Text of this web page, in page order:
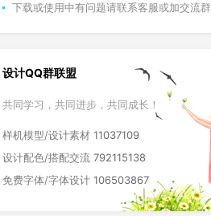
下载或使用中有问题请联系客服或加交流群
设计QQ群联盟
共同学习，共同进步，共同成长！
样机模型/设计素材 11037109
设计配色/搭配交流 792115138
免费字体/字体设计 106503867